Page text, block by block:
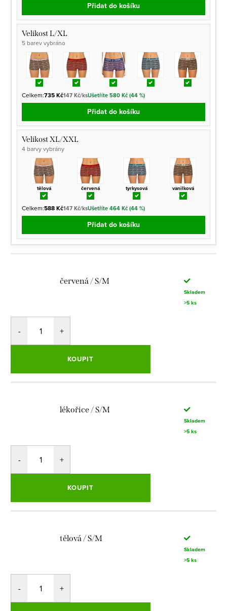
Přidat do košíku
Velikost L/XL
5 barev vybráno
Celkem:735 Kč147 Kč/ksUšetříte 580 Kč (44 %)
Přidat do košíku
Velikost XL/XXL
4 barvy vybrány
tělová červená tyrkysová vanilková
Celkem:588 Kč147 Kč/ksUšetříte 464 Kč (44 %)
Přidat do košíku
červená / S/M
Skladem
>5 ks
KOUPIT
lékořice / S/M
Skladem
>5 ks
KOUPIT
tělová / S/M
Skladem
>5 ks